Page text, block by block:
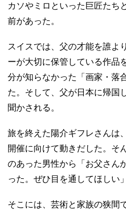
カソやミロといった巨匠たち
前があった。
スイスでは、父の才能を誰よ
ーが大切に保管している作品
分が知らなかった「画家・落
た。そして、父が日本に帰国
聞かされる。
旅を終えた陽介ギフレさんは
開催に向けて動きだした。そ
のあった男性から「お父さん
った。ぜひ目を通してほしい
そこには、芸術と家族の狭間